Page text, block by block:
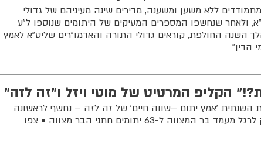
ללא משען ומשענה, מדירים שינה מעיניהם של גדולי
ולאחר שנחשפו המספרים המעיקים של היתומים שנוספו ל"ע
השנה החולפת, קוראים גדולי התורה והאדמו"רים שליט"א לאמץ
הדין"
הקליפ המרטיט של מוטי ויזל ו"זה לזה"
השנתית 'אמץ יתום –שווה חיים' של זה לזה – נחשף לראשונה
הקליפ המושקע שהופק לרגל מעמד בר המצווה ל-63 יתומים חתני הבר מצווה • צפו